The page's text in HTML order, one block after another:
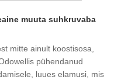
muuta suhkruvaba
mitte ainult koostisosa,
pühendanud
luues elamusi, mis